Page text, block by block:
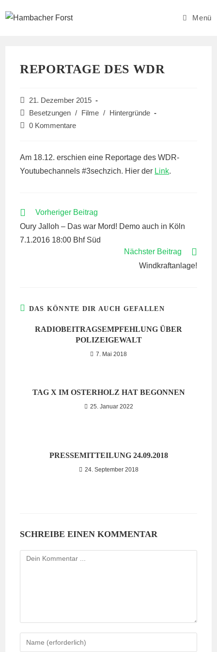
Inhalt
Menü
REPORTAGE DES WDR
Beitrag
veröffentlicht:
21. Dezember 2015
Beitrags-
Kategorie:
Besetzungen / Filme /
Hintergründe
Beitrags-
0 Kommentare
Am 18.12. erschien eine Reportage des WDR-
Youtubechannels #3sechzich. Hier der Link.
WEITERE
ANSEHEN
Vorheriger Beitrag
Oury Jalloh – Das war Mord! Demo auch in Köln
7.1.2016 18:00 Bhf Süd
Nächster Beitrag
Windkraftanlage!
DAS KÖNNTE DIR AUCH GEFALLEN
RADIOBEITRAGSEMPFEHLUNG ÜBER
POLIZEIGEWALT
7. Mai 2018
TAG X IM OSTERHOLZ HAT BEGONNEN
25. Januar 2022
PRESSEMITTEILUNG 24.09.2018
24. September 2018
SCHREIBE EINEN KOMMENTAR
Kommentieren
deinen